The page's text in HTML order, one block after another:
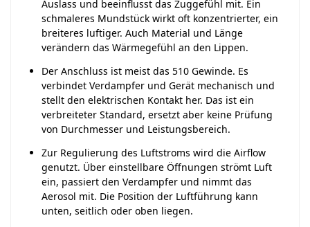
Auslass und beeinflusst das Zuggefühl mit. Ein
schmaleres Mundstück wirkt oft konzentrierter, ein
breiteres luftiger. Auch Material und Länge
verändern das Wärmegefühl an den Lippen.
Der Anschluss ist meist das 510 Gewinde. Es
verbindet Verdampfer und Gerät mechanisch und
stellt den elektrischen Kontakt her. Das ist ein
verbreiteter Standard, ersetzt aber keine Prüfung
von Durchmesser und Leistungsbereich.
Zur Regulierung des Luftstroms wird die Airflow
genutzt. Über einstellbare Öffnungen strömt Luft
ein, passiert den Verdampfer und nimmt das
Aerosol mit. Die Position der Luftführung kann
unten, seitlich oder oben liegen.